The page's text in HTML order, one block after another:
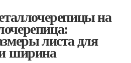
на
листа для
ширина